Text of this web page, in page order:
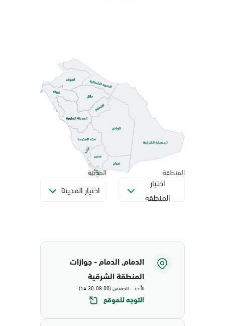
المنطقة
اختيار
المنطقة
المدينة
اختيار المدينة
الدمام, الدمام - جوازات
المنطقة الشرقية
الأحد - الخميس (08:00-14:30)
التوجه للموقع